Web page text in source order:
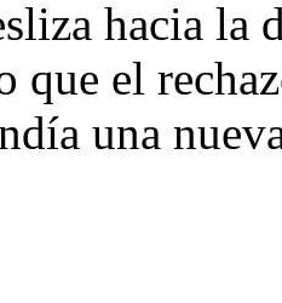
hacia
que el
una